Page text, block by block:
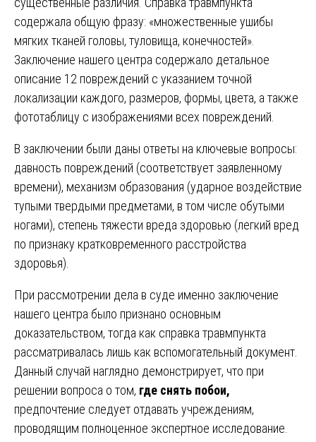
содержала общую фразу: «множественные ушибы
мягких тканей головы, туловища, конечностей».
Заключение нашего центра содержало детальное
описание 12 повреждений с указанием точной
локализации каждого, размеров, формы, цвета, а также
фототаблицу с изображениями всех повреждений.
В заключении были даны ответы на ключевые вопросы:
давность повреждений (соответствует заявленному
времени), механизм образования (ударное воздействие
тупыми твердыми предметами, в том числе обутыми
ногами), степень тяжести вреда здоровью (легкий вред
по признаку кратковременного расстройства
здоровья).
При рассмотрении дела в суде именно заключение
нашего центра было признано основным
доказательством, тогда как справка травмпункта
рассматривалась лишь как вспомогательный документ.
Данный случай наглядно демонстрирует, что при
решении вопроса о том, где снять побои,
предпочтение следует отдавать учреждениям,
проводящим полноценное экспертное исследование.